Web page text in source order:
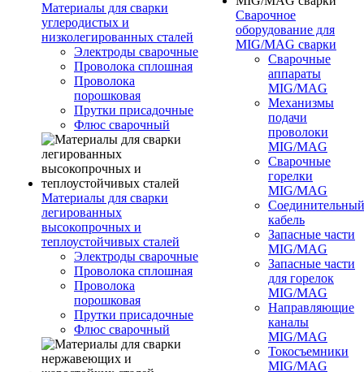
Материалы для сварки
углеродистых и
низколегированных сталей
Электроды сварочные
Проволока сплошная
Проволока
порошковая
Прутки присадочные
Флюс сварочный
Материалы для сварки
легированных
высокопрочных и
теплоустойчивых сталей
Электроды сварочные
Проволока сплошная
Проволока
порошковая
Прутки присадочные
Флюс сварочный
Сварочное
оборудование для
MIG/MAG сварки
Сварочные
аппараты
MIG/MAG
Механизмы
подачи
проволоки
MIG/MAG
Сварочные
горелки
MIG/MAG
Соединительный
кабель
Запасные части
MIG/MAG
Запасные части
для горелок
MIG/MAG
Направляющие
каналы
MIG/MAG
Токосъемники
MIG/MAG